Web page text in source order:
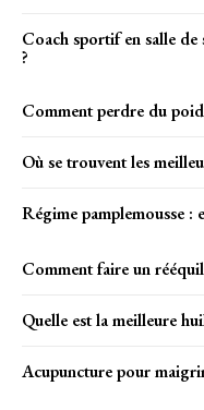
Coach sportif en salle
?
Comment perdre du
Où se trouvent les
Régime pamplemousse :
Comment faire un
Quelle est la meilleure
Acupuncture pour